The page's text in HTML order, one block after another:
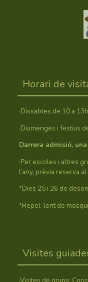
Horari de
·Dissabtes de 10 a
·Diumenges i festius
Darrera admisió,
·Per escoles i altres
l’any, prèvia reserva
*Dies 25 i 26 de
*Repel-lent de
Visites